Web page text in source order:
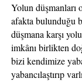
Yolun düşmanları
afakta bulunduğu
düşmana karşı
imkânı birlikten
bizi kendimize
yabancılaştırıp